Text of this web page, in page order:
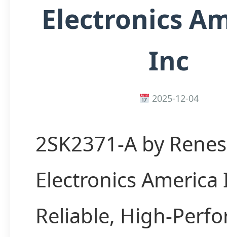
Electronics
Inc
2025-12-04
2SK2371-A by
Electronics
Reliable, High-